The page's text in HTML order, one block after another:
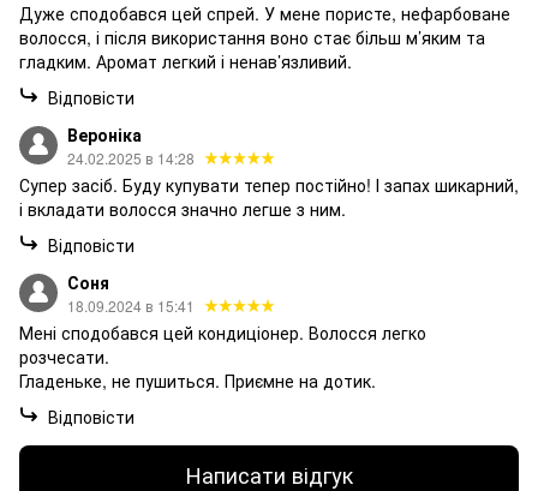
Дуже сподобався цей спрей. У мене пористе, нефарбоване
волосся, і після використання воно стає більш м’яким та
гладким. Аромат легкий і ненав’язливий.
Відповісти
Вероніка
24.02.2025 в 14:28
Супер засіб. Буду купувати тепер постійно! І запах шикарний,
і вкладати волосся значно легше з ним.
Відповісти
Соня
18.09.2024 в 15:41
Мені сподобався цей кондиціонер. Волосся легко
розчесати.
Гладеньке, не пушиться. Приємне на дотик.
Відповісти
Написати відгук